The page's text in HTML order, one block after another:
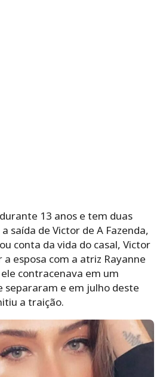
13 anos e tem duas
saída de Victor de A Fazenda,
conta da vida do casal, Victor
esposa com a atriz Rayanne
contracenava em um
separaram e em julho deste
a traição.